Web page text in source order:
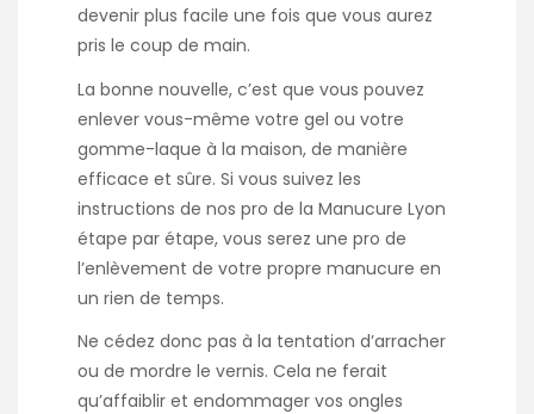
devenir plus facile une fois que vous aurez
pris le coup de main.
La bonne nouvelle, c’est que vous pouvez
enlever vous-même votre gel ou votre
gomme-laque à la maison, de manière
efficace et sûre. Si vous suivez les
instructions de nos pro de la Manucure Lyon
étape par étape, vous serez une pro de
l’enlèvement de votre propre manucure en
un rien de temps.
Ne cédez donc pas à la tentation d’arracher
ou de mordre le vernis. Cela ne ferait
qu’affaiblir et endommager vos ongles